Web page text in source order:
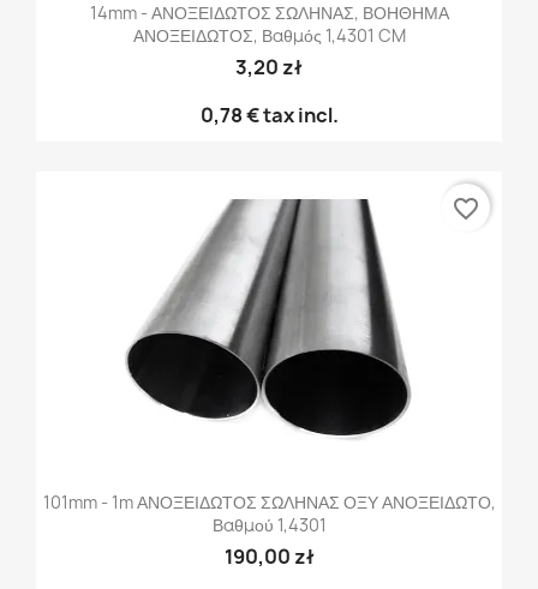
14mm - ΑΝΟΞΕΙΔΩΤΟΣ ΣΩΛΗΝΑΣ, ΒΟΗΘΗΜΑ
ΑΝΟΞΕΙΔΩΤΟΣ, Βαθμός 1,4301 CM
3,20 zł
0,78 €tax incl.
101mm - 1m ΑΝΟΞΕΙΔΩΤΟΣ ΣΩΛΗΝΑΣ ΟΞΥ ΑΝΟΞΕΙΔΩΤΟ,
Βαθμού 1,4301
190,00 zł
favorite_border